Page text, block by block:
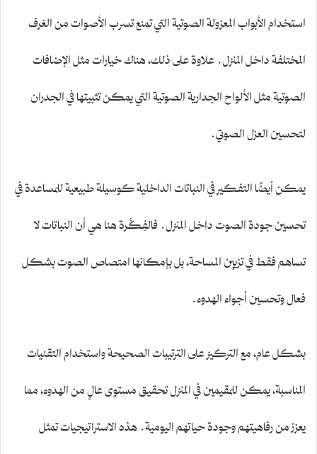
استخدام الأبواب المعزولة الصوتية التي تمنع تسرب الأصوات من الغرف
المختلفة داخل المنزل. علاوة على ذلك، هناك خيارات مثل الإضافات
الصوتية مثل الألواح الجدارية الصوتية التي يمكن تثبيتها في الجدران
لتحسين العزل الصوتي.
يمكن أيضًا التفكير في النباتات الداخلية كوسيلة طبيعية للمساعدة في
تحسين جودة الصوت داخل المنزل. فالفِكْرة هنا هي أن النباتات لا
تساهم فقط في تزيين المساحة، بل بإمكانها امتصاص الصوت بشكل
فعال وتحسين أجواء الهدوء.
بشكل عام، مع التركيز على الترتيبات الصحيحة واستخدام التقنيات
المناسبة، يمكن للمقيمين في المنزل تحقيق مستوى عالٍ من الهدوء، مما
يعزز من رفاهيتهم وجودة حياتهم اليومية. هذه الاستراتيجيات تمثل